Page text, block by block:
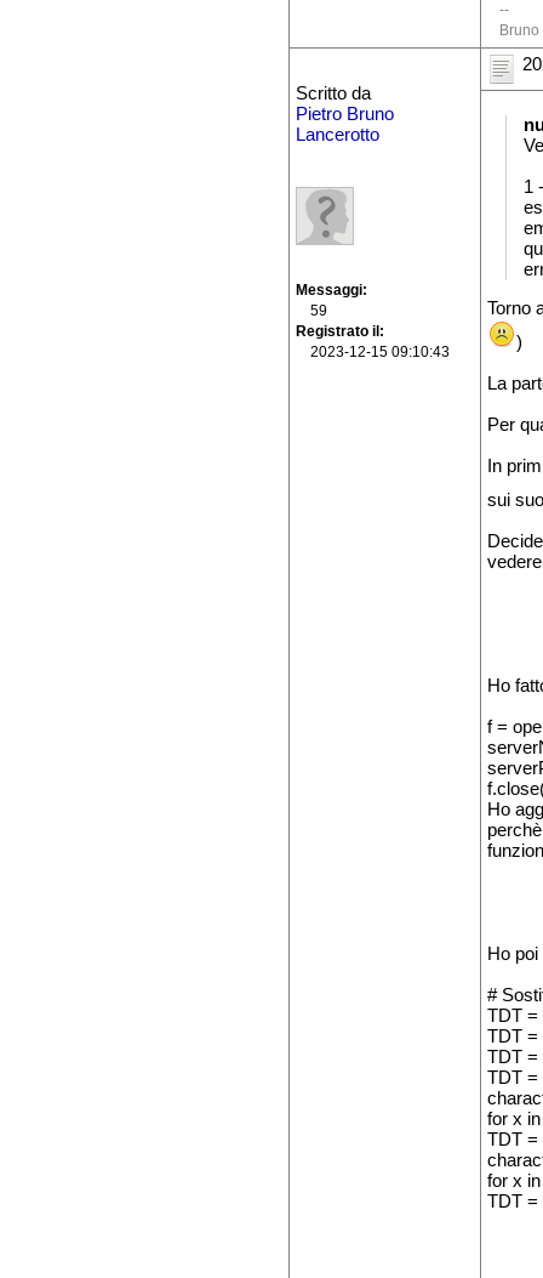
--
Bruno
Scritto da
Pietro Bruno
Lancerotto
Messaggi
59
Registrato il
2023-12-15 09:10:43
1
Torno
)
La
Per
In
sui
Ho
f =
Ho
Ho
#
TDT =
TDT =
TDT =
TDT =
for x
TDT =
for x
TDT =